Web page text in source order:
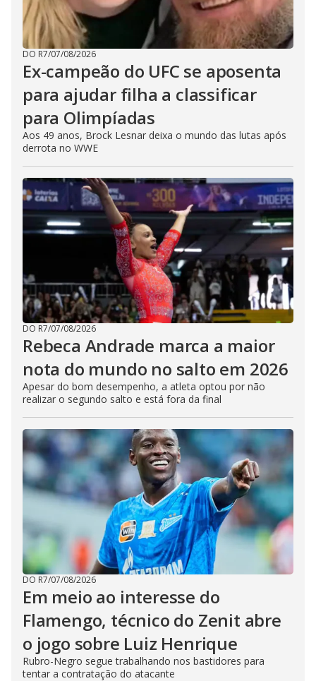
DO R7/07/08/2026
Ex-campeão do UFC se aposenta
para ajudar filha a classificar
para Olimpíadas
Aos 49 anos, Brock Lesnar deixa o mundo das lutas após
derrota no WWE
DO R7/07/08/2026
Rebeca Andrade marca a maior
nota do mundo no salto em 2026
Apesar do bom desempenho, a atleta optou por não
realizar o segundo salto e está fora da final
DO R7/07/08/2026
Em meio ao interesse do
Flamengo, técnico do Zenit abre
o jogo sobre Luiz Henrique
Rubro-Negro segue trabalhando nos bastidores para
tentar a contratação do atacante